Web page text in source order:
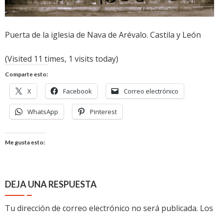
Puerta de la iglesia de Nava de Arévalo. Castila y León
(Visited 11 times, 1 visits today)
Comparte esto:
X Facebook Correo electrónico
WhatsApp Pinterest
Me gusta esto:
DEJA UNA RESPUESTA
Tu dirección de correo electrónico no será publicada. Los